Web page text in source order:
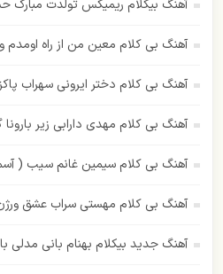
رضا بهرام
رضا صادقی
رضا یزدانی
زانیار خسروی
سهراب پاکزاد
آهنگ بیکلام ریمیکس تولدت مبارک
آهنگ بی کلام معین من از راه اومدم
آهنگ بی کلام دختر ایرونی سهراب
آهنگ بی کلام مهدی دارابی زیر
آهنگ بی کلام سیمین غانم سیب (
آهنگ بی کلام مهستی سراب عشق ورژن
آهنگ جدید بیکلام بهنام بانی مدلی با